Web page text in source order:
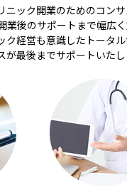
ック開業のためのコンサ
後のサポートまで幅広く
経営も意識したトータル
最後までサポートいたし